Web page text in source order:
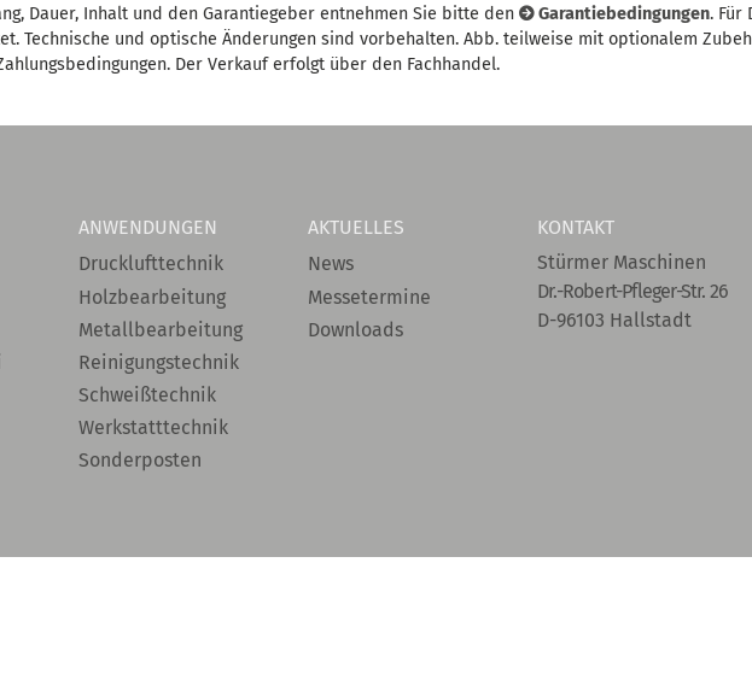
Dauer, Inhalt und den Garantiegeber entnehmen Sie bitte den
Garantiebedingungen. Für
Technische und optische Änderungen sind vorbehalten. Abb. teilweise mit optionalem
Der Verkauf erfolgt über den Fachhandel.
ANWENDUNGEN
Drucklufttechnik
Holzbearbeitung
Metallbearbeitung
Reinigungstechnik
Schweißtechnik
Werkstatttechnik
Sonderposten
AKTUELLES
News
Messetermine
Downloads
KONTAKT
Stürmer Maschinen
Dr.-Robert-Pfleger-Str. 26
D-96103 Hallstadt